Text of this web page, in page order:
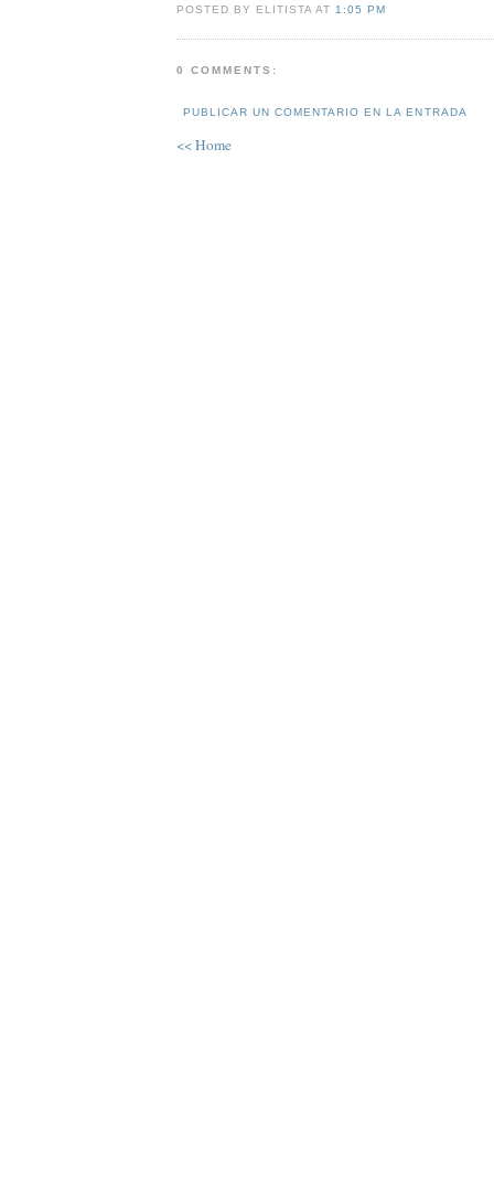
POSTED BY ELITISTA AT 1:05 PM
0 COMMENTS:
PUBLICAR UN COMENTARIO EN LA ENTRADA
<< Home